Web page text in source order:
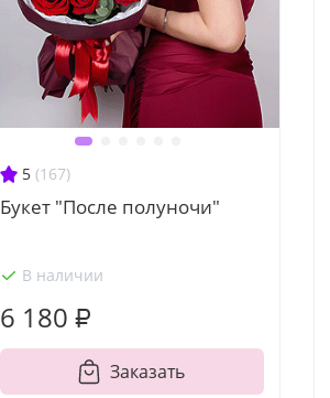
5 (167)
Букет "После полуночи"
В наличии
6 180 ₽
Заказать